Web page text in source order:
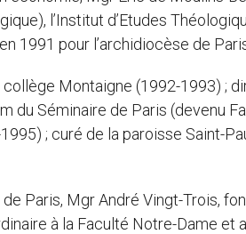
l’Institut d’Etudes
1991 pour l’archidiocèse de
Montaigne (1992-1993) ;
du Séminaire de Paris (devenu
; curé de la paroisse Saint-
Paris, Mgr André Vingt-Trois,
à la Faculté Notre-Dame et